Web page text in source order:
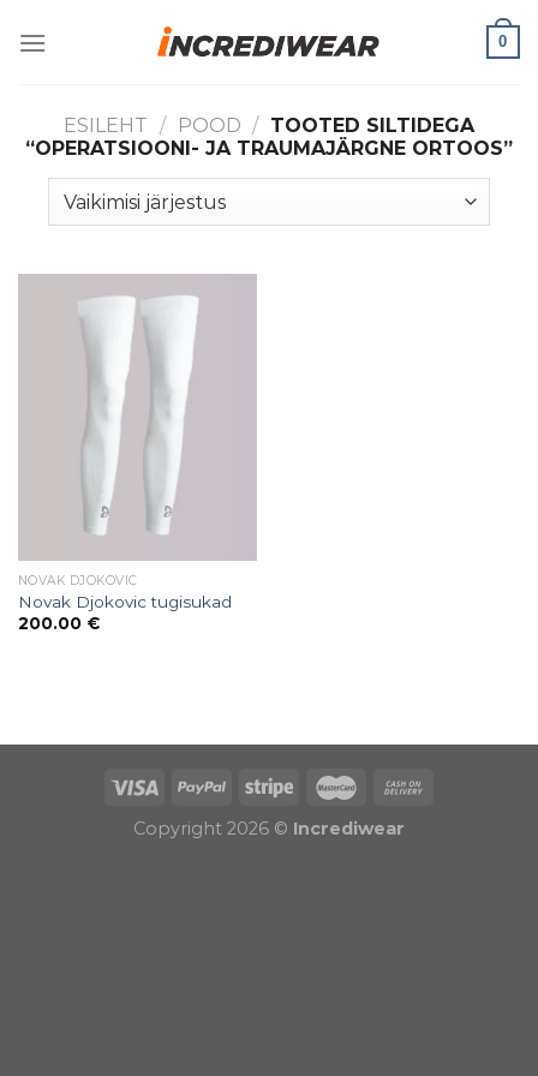
0
ESILEHT / POOD / TOOTED SILTIDEGA
“OPERATSIOONI- JA TRAUMAJÄRGNE ORTOOS”
NOVAK DJOKOVIC
Novak Djokovic tugisukad
200.00 €
Copyright 2026 © Incrediwear